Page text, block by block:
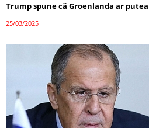
Trump spune că Groenlanda ar
25/03/2025